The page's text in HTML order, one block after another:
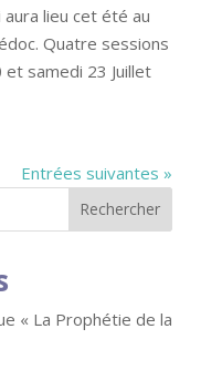
aura lieu cet été au
Quatre sessions
samedi 23 Juillet
Entrées suivantes »
« La Prophétie de la